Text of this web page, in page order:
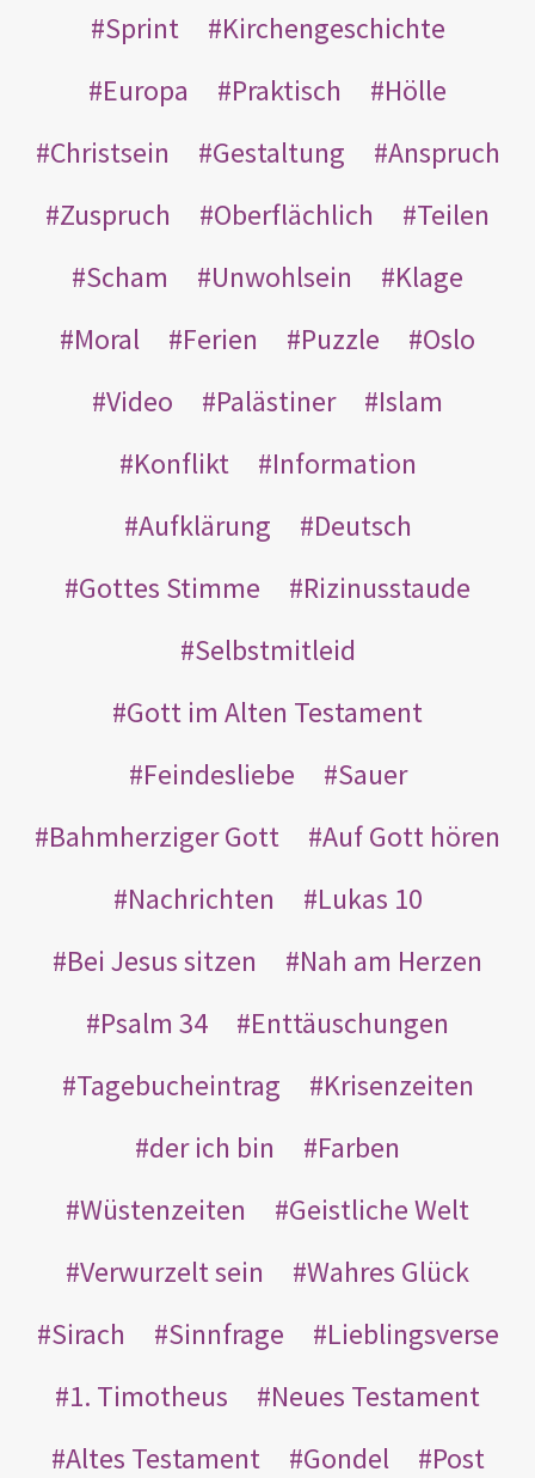
Sprint
Kirchengeschichte
Europa
Praktisch
Hölle
Christsein
Gestaltung
Anspruch
Zuspruch
Oberflächlich
Teilen
Scham
Unwohlsein
Klage
Moral
Ferien Puzzle
Oslo
Video
Palästiner
Islam
Konflikt
Information
Aufklärung
Deutsch
Gottes Stimme
Rizinusstaude
Selbstmitleid
Gott im Alten Testament
Feindesliebe
Sauer
Bahmherziger Gott
Auf Gott hören
Nachrichten
Lukas 10
Bei Jesus sitzen
Nah am Herzen
Psalm 34
Enttäuschungen
Tagebucheintrag
Krisenzeiten
der ich bin
Farben
Wüstenzeiten
Geistliche Welt
Verwurzelt sein
Wahres Glück
Sirach
Sinnfrage
Lieblingsverse
1. Timotheus
Neues Testament
Altes Testament
Gondel
Post